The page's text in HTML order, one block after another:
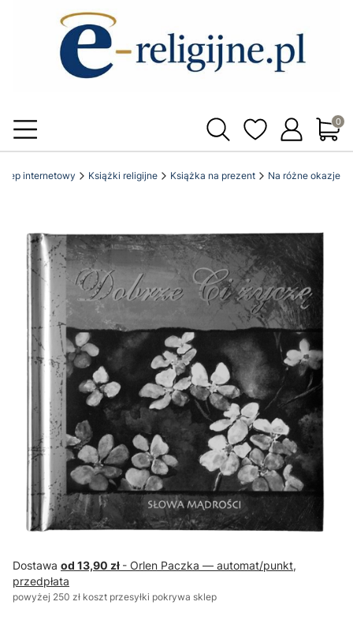
internetowy Książki religijne Książka na prezent Na różne okazje
Dostawa od 13,90 zł - Orlen Paczka — automat/punkt,
przedpłata
powyżej 250 zł koszt przesyłki pokrywa sklep